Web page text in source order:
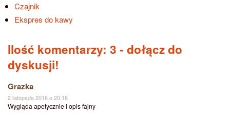
Czajnik
Ekspres do kawy
Ilość komentarzy: 3 - dołącz do
dyskusji!
Grazka
2 listopada 2016 o 20:18
Wygląda apetycznie i opis fajny